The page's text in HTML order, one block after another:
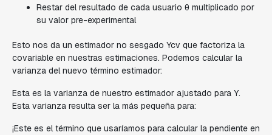
Restar del resultado de cada usuario θ multiplicado por
su valor pre-experimental
Esto nos da un estimador no sesgado Ycv que factoriza la
covariable en nuestras estimaciones. Podemos calcular la
varianza del nuevo término estimador:
Esta es la varianza de nuestro estimador ajustado para Y.
Esta varianza resulta ser la más pequeña para:
¡Este es el término que usaríamos para calcular la pendiente en